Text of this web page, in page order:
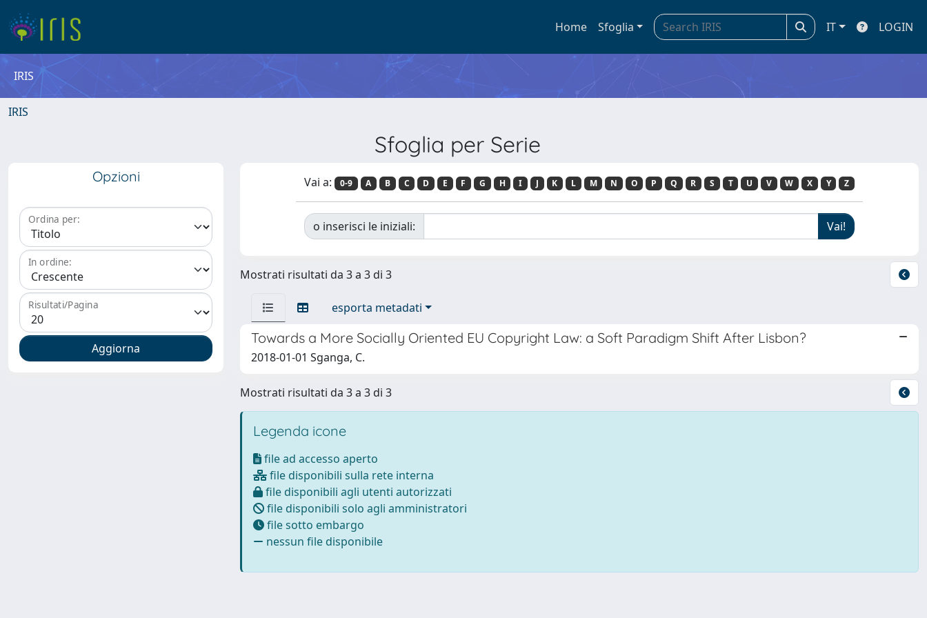
Home Sfoglia IT LOGIN
IRIS
IRIS
Sfoglia per Serie
Opzioni
Ordina per:
In ordine:
Risultati/Pagina
Vai a: 0-9 A B C D E F G H I J K L M N O P Q R S T U V W X Y Z
o inserisci le iniziali:
Mostrati risultati da 3 a 3 di 3
esporta metadati
Towards a More Socially Oriented EU Copyright Law: a Soft Paradigm Shift After Lisbon?
2018-01-01 Sganga, C.
Mostrati risultati da 3 a 3 di 3
Legenda icone
file ad accesso aperto
file disponibili sulla rete interna
file disponibili agli utenti autorizzati
file disponibili solo agli amministratori
file sotto embargo
nessun file disponibile